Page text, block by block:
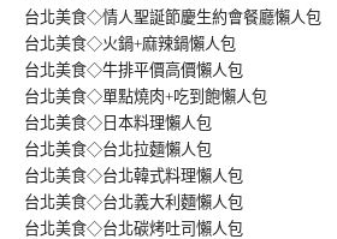
台北美食◇情人聖誕節慶生約會餐廳懶人包
台北美食◇火鍋+麻辣鍋懶人包
台北美食◇牛排平價高價懶人包
台北美食◇單點燒肉+吃到飽懶人包
台北美食◇日本料理懶人包
台北美食◇台北拉麵懶人包
台北美食◇台北韓式料理懶人包
台北美食◇台北義大利麵懶人包
台北美食◇台北碳烤吐司懶人包